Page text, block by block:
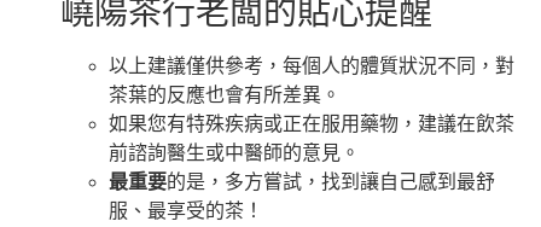
嶢陽茶行老闆的貼心提醒
以上建議僅供參考，每個人的體質狀況不同，對
茶葉的反應也會有所差異。
如果您有特殊疾病或正在服用藥物，建議在飲茶
前諮詢醫生或中醫師的意見。
最重要的是，多方嘗試，找到讓自己感到最舒
服、最享受的茶！